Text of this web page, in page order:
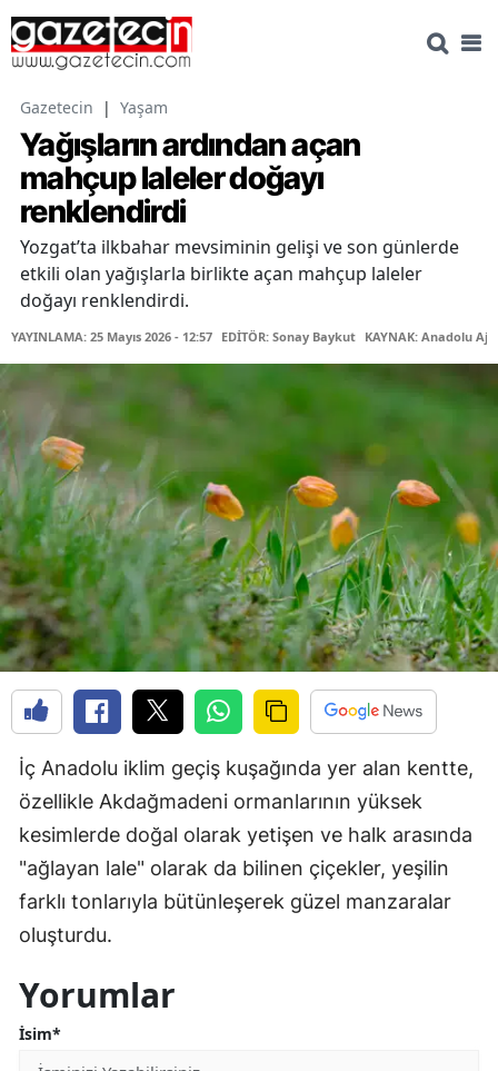
Gazetecin | Yaşam
Yağışların ardından açan
mahçup laleler doğayı
renklendirdi
Yozgat’ta ilkbahar mevsiminin gelişi ve son günlerde
etkili olan yağışlarla birlikte açan mahçup laleler
doğayı renklendirdi.
YAYINLAMA: 25 Mayıs 2026 - 12:57 EDİTÖR: Sonay Baykut KAYNAK: Anadolu
İç Anadolu iklim geçiş kuşağında yer alan kentte,
özellikle Akdağmadeni ormanlarının yüksek
kesimlerde doğal olarak yetişen ve halk arasında
"ağlayan lale" olarak da bilinen çiçekler, yeşilin
farklı tonlarıyla bütünleşerek güzel manzaralar
oluşturdu.
Yorumlar
İsim*